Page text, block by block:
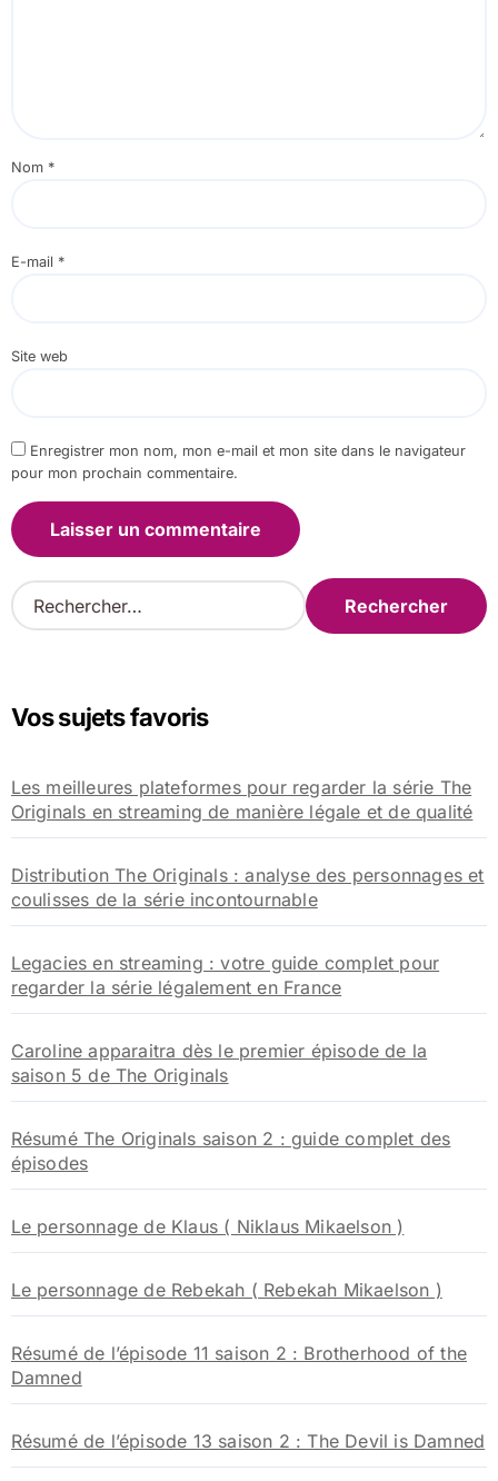
Nom *
E-mail *
Site web
Enregistrer mon nom, mon e-mail et mon site dans le navigateur
pour mon prochain commentaire.
R
e
r
e
r
Vos sujets favoris
Les meilleures plateformes pour regarder la série The
Originals en streaming de manière légale et de qualité
Distribution The Originals : analyse des personnages et
coulisses de la série incontournable
Legacies en streaming : votre guide complet pour
regarder la série légalement en France
Caroline apparaitra dès le premier épisode de la
saison 5 de The Originals
Résumé The Originals saison 2 : guide complet des
épisodes
Le personnage de Klaus ( Niklaus Mikaelson )
Le personnage de Rebekah ( Rebekah Mikaelson )
Résumé de l’épisode 11 saison 2 : Brotherhood of the
Damned
Résumé de l’épisode 13 saison 2 : The Devil is Damned